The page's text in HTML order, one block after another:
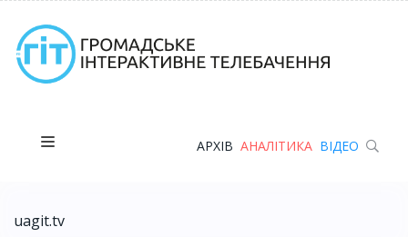
АРХІВ АНАЛІТИКА ВІДЕО
uagit.tv